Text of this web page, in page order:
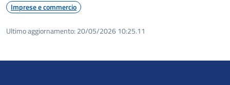
Imprese e commercio
Ultimo aggiornamento: 20/05/2026 10:25.11